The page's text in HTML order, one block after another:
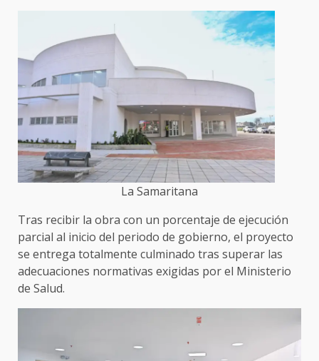
La Samaritana
Tras recibir la obra con un porcentaje de ejecución
parcial al inicio del periodo de gobierno, el proyecto
se entrega totalmente culminado tras superar las
adecuaciones normativas exigidas por el Ministerio
de Salud.